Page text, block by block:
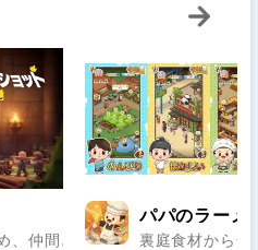
、仲間と乱世の王座を狙え..
パパのラーメ
裏庭食材から